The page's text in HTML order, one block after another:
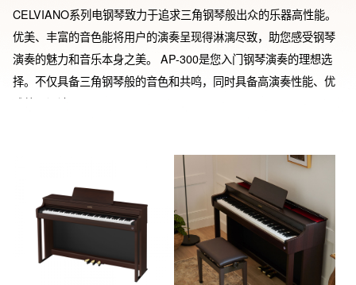
CELVIANO系列电钢琴致力于追求三角钢琴般出众的乐器高性能。
优美、丰富的音色能将用户的演奏呈现得淋漓尽致，助您感受钢琴
演奏的魅力和音乐本身之美。 AP-300是您入门钢琴演奏的理想选
择。不仅具备三角钢琴般的音色和共鸣，同时具备高演奏性能、优
雅外观设计。